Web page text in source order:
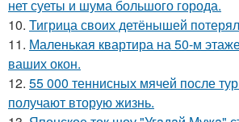
нет суеты и шума большого города.
10. Тигрица своих детёнышей
11. Маленькая квартира на 50-м
ваших окон.
12. 55 000 теннисных мячей после
получают вторую жизнь.